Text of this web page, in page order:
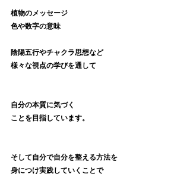
植物のメッセージ
色や数字の意味
陰陽五行やチャクラ思想など
様々な視点の学びを通して
自分の本質に気づく
ことを目指しています。
そして自分で自分を整える方法を
身につけ実践していくことで